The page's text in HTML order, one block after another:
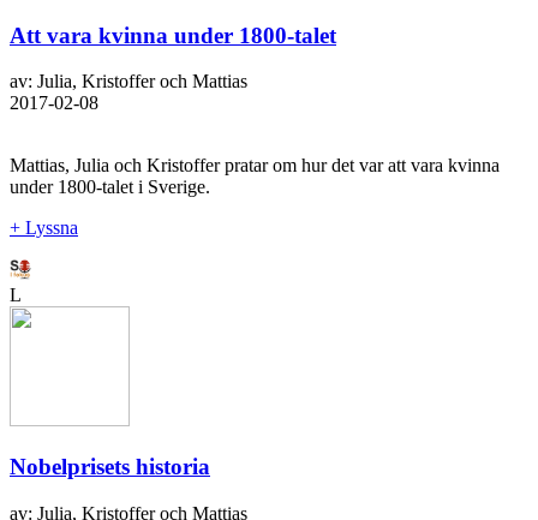
Att vara kvinna under 1800-talet
av: Julia, Kristoffer och Mattias
2017-02-08
Mattias, Julia och Kristoffer pratar om hur det var att vara kvinna
under 1800-talet i Sverige.
+ Lyssna
L
Nobelprisets historia
av: Julia, Kristoffer och Mattias